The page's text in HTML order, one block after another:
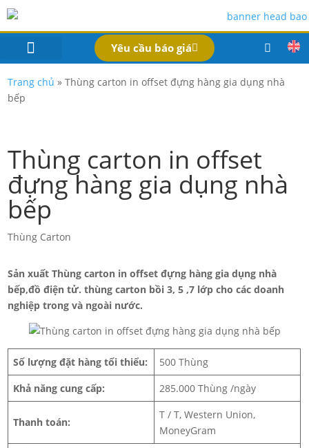
Yêu cầu báo giá
Trang chủ »Thùng carton in offset đựng hàng gia dụng nhà
bếp
Thùng carton in offset
đựng hàng gia dụng nhà
bếp
Thùng Carton
Sản xuất Thùng carton in offset đựng hàng gia dụng nhà
bếp,đồ điện tử. thùng carton bồi 3, 5 ,7 lớp cho các doanh
nghiệp trong và ngoài nước.
Số lượng đặt hàng tối thiểu:
500 Thùng
Khả năng cung cấp:
285.000 Thùng /ngày
Thanh toán:
T / T, Western Union,
MoneyGram